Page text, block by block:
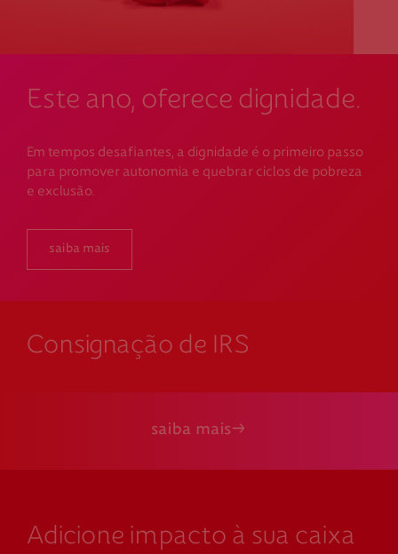
Este ano, oferece dignidade.
Em tempos desafiantes, a dignidade é o primeiro passo
para promover autonomia e quebrar ciclos de pobreza
e exclusão.
saiba mais
Consignação de IRS
saiba mais
Adicione impacto à sua caixa